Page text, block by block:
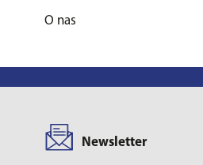
O nas
Newsletter